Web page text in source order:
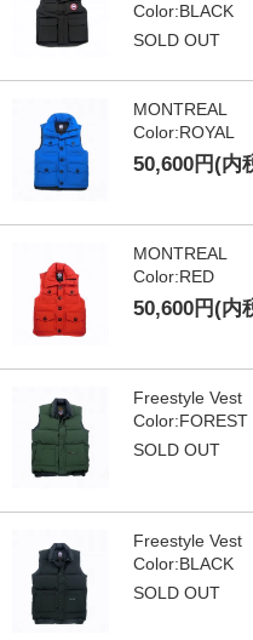
Color:BLACK
SOLD OUT
MONTREAL
Color:ROYAL
50,600円(内
MONTREAL
Color:RED
50,600円(内
Freestyle Vest
Color:FOREST
SOLD OUT
Freestyle Vest
Color:BLACK
SOLD OUT